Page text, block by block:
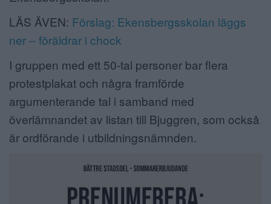
LÄS ÄVEN: Förslag: Ekensbergsskolan läggs
ner – föräldrar i chock
I gruppen med ett 50-tal personer bar flera
protestplakat och några framförde
argumenterande tal i samband med
överlämnandet av listan till Bjuggren, som också
är ordförande i utbildningsnämnden.